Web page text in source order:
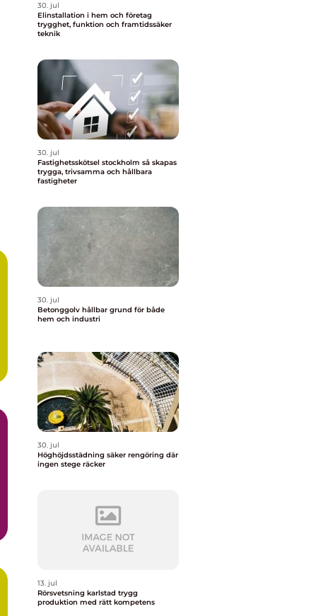
30. jul
Elinstallation i hem och företag
trygghet, funktion och framtidssäker
teknik
30. jul
Fastighetsskötsel stockholm så skapas
trygga, trivsamma och hållbara
fastigheter
30. jul
Betonggolv hållbar grund för både
hem och industri
30. jul
Höghöjdsstädning säker rengöring där
ingen stege räcker
13. jul
Rörsvetsning karlstad trygg
produktion med rätt kompetens